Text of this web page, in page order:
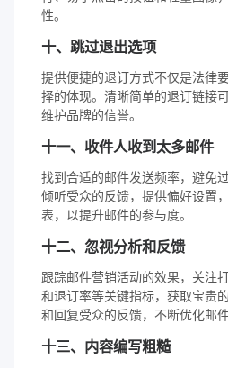
性。
十、跳过退出选项
提供便捷的退订方式不仅是法律
择的体现。清晰简单的退订链接
维护品牌的信誉。
十一、收件人收到太多邮件
找到合适的邮件发送频率，避免
倾听受众的反馈，提供偏好设置
表，以提升邮件的参与度。
十二、忽视分析和反馈
跟踪邮件营销活动的效果，关注
和退订率等关键指标，获取宝贵
和回复受众的反馈，不断优化邮
十三、内容编写粗糙